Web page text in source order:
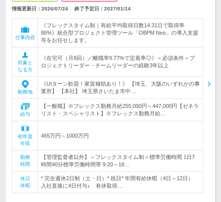
情報更新日：2026/07/24 終了予定日： 2027/01/14
仕事内容
《フレックスタイム制｜有給平均取得日数14.31日で取得率
86%》統合型プロジェクト管理ツール「OBPM Neo」の導入支援
等をお任せします。
対象と
なる方
《在宅可（月8回）／離職率9.77%で定着率◎》＜必須条件＞プ
ロジェクトリーダー・チームリーダーの経験3年以上
勤務地
《UIターン歓迎！家賃補助あり！》 【埼玉、大阪のいずれかの事
業所】 【本社】 埼玉県さいたま市中…
給与
【一般職】※フレックス勤務月給255,000円～447,000円【ゼネラ
リスト・スペシャリスト】※フレックス勤務月給…
初年度
年収
465万円～1000万円
勤務
時間
【管理監督者以外】＜フレックスタイム制＞標準労働時間 1日7
時間40分標準労働時間帯 9:20～18…
休日
休暇
* 完全週休2日制（土・日）* 祝日* 年間有給休暇（4日～12日）
入社直後に4日付与♪ 有休取得…